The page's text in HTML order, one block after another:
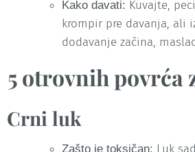
Kako davati: Kuvajte,
krompir pre davanja, ali
dodavanje začina,
5 otrovnih povrća
Crni luk
Zašto je toksičan: Luk